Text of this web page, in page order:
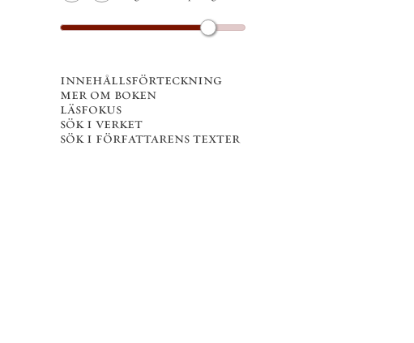
innehållsförteckning
mer om boken
läsfokus
sök i verket
sök i författarens texter